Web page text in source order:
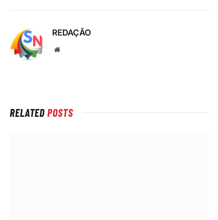
REDAÇÃO
Local
RELATEDPOSTS